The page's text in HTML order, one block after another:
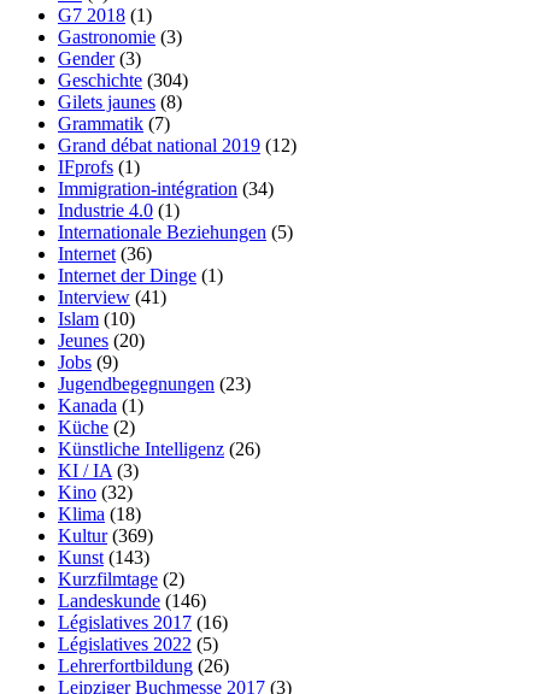
G7 2018 (1)
Gastronomie (3)
Gender(3)
Geschichte (304)
Gilets jaunes (8)
Grammatik (7)
Grand débat national 2019 (12)
IFprofs (1)
Immigration-intégration (34)
Industrie 4.0 (1)
Internationale Beziehungen (5)
Internet (36)
Internet der Dinge (1)
Interview (41)
Islam (10)
Jeunes (20)
Jobs (9)
Jugendbegegnungen (23)
Kanada (1)
Küche (2)
Künstliche Intelligenz (26)
KI / IA (3)
Kino (32)
Klima (18)
Kultur(369)
Kunst (143)
Kurzfilmtage (2)
Landeskunde (146)
Législatives 2017 (16)
Législatives 2022 (5)
Lehrerfortbildung (26)
Leipziger Buchmesse 2017 (3)